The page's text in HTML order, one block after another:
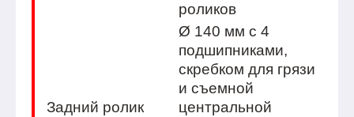
роликов
Задний ролик
Ø 140 мм с 4
подшипниками,
скребком для грязи
и съемной
центральной